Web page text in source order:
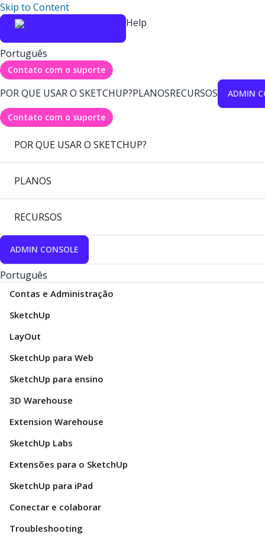
Skip to Content
Help
Português
Contato com o suporte
POR QUE USAR O SKETCHUP?PLANOSRECURSOS ADMIN
Contato com o suporte
POR QUE USAR O SKETCHUP?
PLANOS
RECURSOS
ADMIN CONSOLE
Português
Contas e Administração
SketchUp
LayOut
SketchUp para Web
SketchUp para ensino
3D Warehouse
Extension Warehouse
SketchUp Labs
Extensões para o SketchUp
SketchUp para iPad
Conectar e colaborar
Troubleshooting